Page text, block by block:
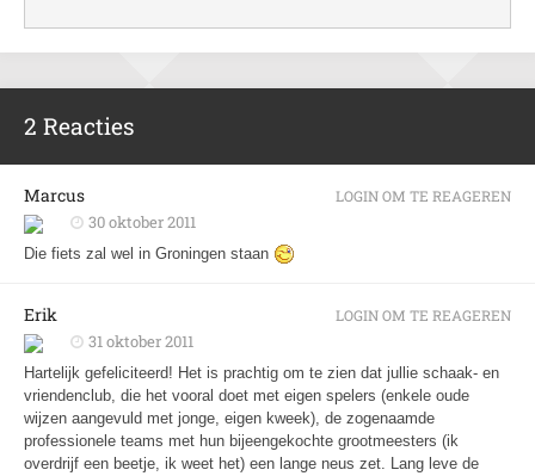
2 Reacties
Marcus
30 oktober 2011
Die fiets zal wel in Groningen staan
LOGIN OM TE REAGEREN
Erik
31 oktober 2011
Hartelijk gefeliciteerd! Het is prachtig om te zien dat jullie schaak- en
vriendenclub, die het vooral doet met eigen spelers (enkele oude
wijzen aangevuld met jonge, eigen kweek), de zogenaamde
professionele teams met hun bijeengekochte grootmeesters (ik
overdrijf een beetje, ik weet het) een lange neus zet. Lang leve de
LOGIN OM TE REAGEREN